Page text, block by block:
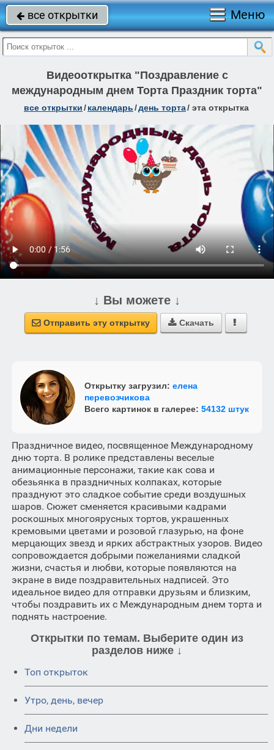
 все открытки Меню
Видеооткрытка "Поздравление с
международным днем Торта Праздник торта"
все открытки/календарь/день торта/ эта открытка
↓ Вы можете ↓
 Отправить эту открытку  Скачать 
Открытку загрузил: елена
перевозчикова
Всего картинок в галерее: 54132 штук
Праздничное видео, посвященное Международному
дню торта. В ролике представлены веселые
анимационные персонажи, такие как сова и
обезьянка в праздничных колпаках, которые
празднуют это сладкое событие среди воздушных
шаров. Сюжет сменяется красивыми кадрами
роскошных многоярусных тортов, украшенных
кремовыми цветами и розовой глазурью, на фоне
мерцающих звезд и ярких абстрактных узоров. Видео
сопровождается добрыми пожеланиями сладкой
жизни, счастья и любви, которые появляются на
экране в виде поздравительных надписей. Это
идеальное видео для отправки друзьям и близким,
чтобы поздравить их с Международным днем торта и
поднять настроение.
Открытки по темам. Выберите один из
разделов ниже ↓
Топ открыток
Утро, день, вечер
Дни недели